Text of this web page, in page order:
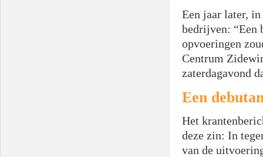
Een jaar later,
bedrijven: “Een
opvoeringen
Centrum
zaterdagavond
Een
Het
deze zin: In
van de